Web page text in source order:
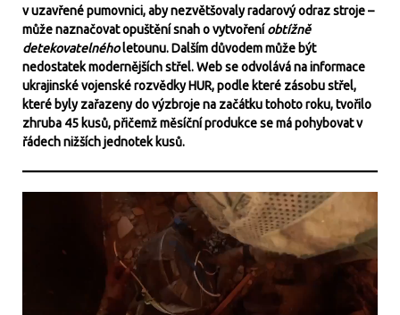
v uzavřené pumovnici, aby nezvětšovaly radarový odraz stroje –
může naznačovat opuštění snah o vytvořeníobtížně
detekovatelnéholetounu. Dalším důvodem může být
nedostatek modernějších střel. Web se odvolává na informace
ukrajinské vojenské rozvědky HUR, podle které zásobu střel,
které byly zařazeny do výzbroje na začátku tohoto roku, tvořilo
zhruba 45 kusů, přičemž měsíční produkce se má pohybovat v
řádech nižších jednotek kusů.